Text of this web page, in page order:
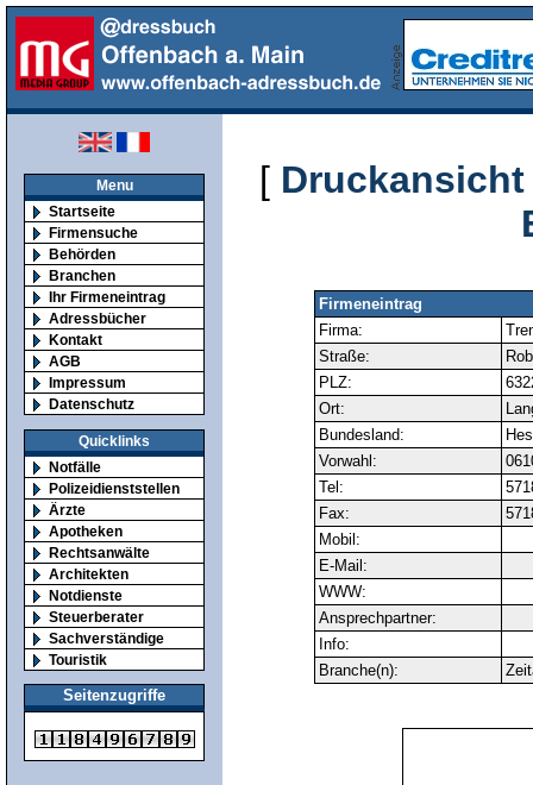
Menu
Startseite
Firmensuche
Behörden
Branchen
Ihr Firmeneintrag
Adressbücher
Kontakt
AGB
Impressum
Datenschutz
Quicklinks
Notfälle
Polizeidienststellen
Ärzte
Apotheken
Rechtsanwälte
Architekten
Notdienste
Steuerberater
Sachverständige
Touristik
Seitenzugriffe
[ Druckansicht
Firmeneintrag
Firma:
Straße:
PLZ:
Ort:
Bundesland:
Vorwahl:
Tel:
Fax:
Mobil:
E-Mail:
WWW:
Ansprechpartner:
Info:
Branche(n):